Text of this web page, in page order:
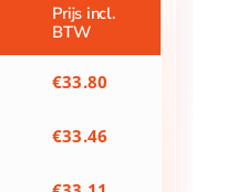
Prijs incl.
BTW
€33.80
€33.46